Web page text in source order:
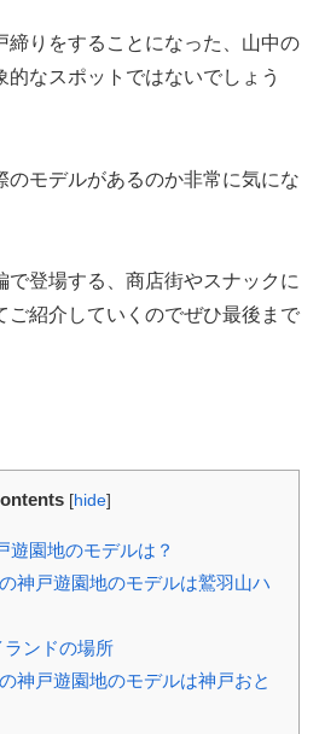
締りをすることになった、山中の
なスポットではないでしょう
のモデルがあるのか非常に気にな
で登場する、商店街やスナックに
ご紹介していくのでぜひ最後まで
[hide]
遊園地のモデルは？
神戸遊園地のモデルは鷲羽山ハ
ンドの場所
神戸遊園地のモデルは神戸おと